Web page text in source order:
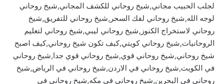
لجلب الحبيب مجاني,شيخ روحاني للكشف المجاني,شيخ روحاني
لوجه الله,شيخ روحاني لفك السحر,شيخ روحاني للتفريق,شيخ
روحاني لاستخراج الكنوز,شيخ روحاني ليبي,شيخ روحاني لتعليم
الروحانيات,شيخ روحاني كويتي,كيف تكون شيخ روحاني,كيف اصبح
شيخ روحاني,شيخ روحاني قوي,شيخ روحاني قوي جدا,شيخ روحاني
في الكويت,شيخ روحاني في الاردن,شيخ روحاني في الرياض,شيخ
روحاني في البحرين,شيخ روحاني في مكه,شيخ روحاني في